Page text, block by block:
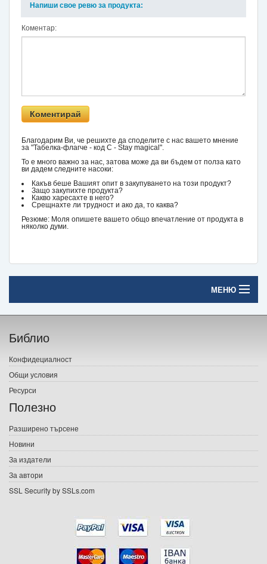
Напиши свое ревю за продукта:
Коментар:
Благодарим Ви, че решихте да споделите с нас вашето мнение
за "Табелка-флагче - код C - Stay magical".
То е много важно за нас, затова може да ви бъдем от полза като
ви дадем следните насоки:
Какъв беше Вашият опит в закупуването на този продукт?
Защо закупихте продукта?
Какво харесахте в него?
Срещнахте ли трудност и ако да, то каква?
Резюме: Моля опишете вашето общо впечатление от продукта в
няколко думи.
МЕНЮ
Начало
Печатни книги
Електронни книги
Е-списания
Подаръци
Ваучери
Библио
Конфидециалност
Общи условия
Ресурси
Полезно
Разширено търсене
Новини
За издатели
За автори
SSL Security by SSLs.com